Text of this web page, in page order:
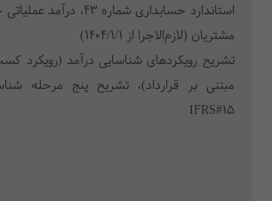
استاندارد حسابداری شماره
مشتریان (لازم‌الاجرا از ۱۴۰۴/۱/۱)
تشریح رویکردهای شناسایی درآمد (رویکرد
مبتنی بر قرارداد)، تشریح پنج مرحله
IFRS#15